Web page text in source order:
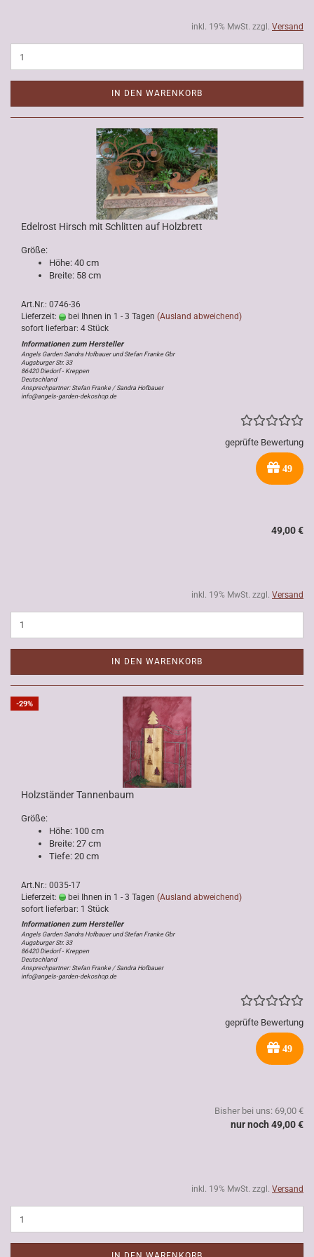
inkl. 19% MwSt. zzgl. Versand
IN DEN WARENKORB
Edelrost Hirsch mit Schlitten auf Holzbrett
Größe:
Höhe: 40 cm
Breite: 58 cm
Art.Nr.: 0746-36
Lieferzeit:
bei Ihnen in 1 - 3 Tagen (Ausland abweichend)
sofort lieferbar: 4 Stück
Angels Garden Sandra Hofbauer und Stefan Franke Gbr
Augsburger Str. 33
86420 Diedorf - Kreppen
Deutschland
Ansprechpartner: Stefan Franke / Sandra Hofbauer
info@angels-garden-dekoshop.de
geprüfte Bewertung
49
49,00 €
inkl. 19% MwSt. zzgl. Versand
IN DEN WARENKORB
-29%
Holzständer Tannenbaum
Größe:
Höhe: 100 cm
Breite: 27 cm
Tiefe: 20 cm
Art.Nr.: 0035-17
Lieferzeit:
bei Ihnen in 1 - 3 Tagen (Ausland abweichend)
sofort lieferbar: 1 Stück
Angels Garden Sandra Hofbauer und Stefan Franke Gbr
Augsburger Str. 33
86420 Diedorf - Kreppen
Deutschland
Ansprechpartner: Stefan Franke / Sandra Hofbauer
info@angels-garden-dekoshop.de
geprüfte Bewertung
49
Bisher bei uns: 69,00 €
nur noch 49,00 €
inkl. 19% MwSt. zzgl. Versand